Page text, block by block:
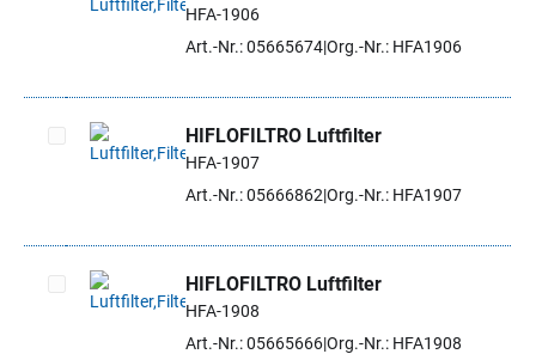
Artikel auswählen
HFA-1906
Art.-Nr.: 05665674Org.-Nr.: HFA1906
Artikel auswählen
HIFLOFILTRO Luftfilter
HFA-1907
Art.-Nr.: 05666862 Org.-Nr.: HFA1907
Artikel auswählen
HIFLOFILTRO Luftfilter
HFA-1908
Art.-Nr.: 05665666Org.-Nr.: HFA1908